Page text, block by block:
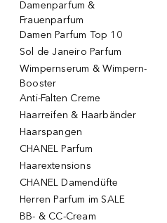
Damenparfum &
Frauenparfum
Damen Parfum Top 10
Sol de Janeiro Parfum
Wimpernserum & Wimpern-
Booster
Anti-Falten Creme
Haarreifen & Haarbänder
Haarspangen
CHANEL Parfum
Haarextensions
CHANEL Damendüfte
Herren Parfum im SALE
BB- & CC-Cream